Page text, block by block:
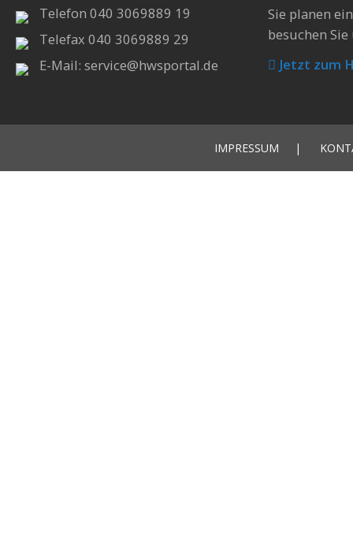
Telefon 040 3069889 19
Telefax 040 3069889 29
E-Mail: service@hwsportal.de
Sie planen
besuchen
Jetzt zum
IMPRESSUM